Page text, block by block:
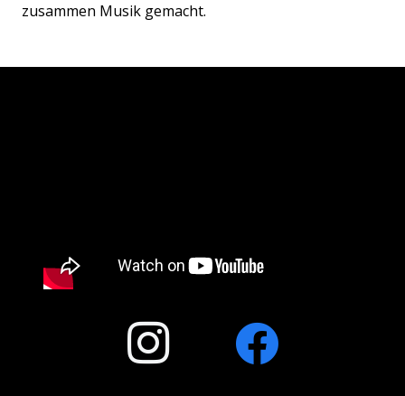
zusammen Musik gemacht.